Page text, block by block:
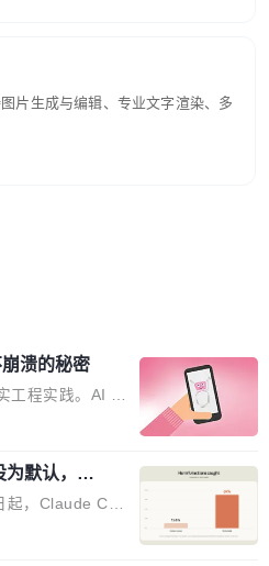
片生成与编辑、专业文字渲染、多
溃的秘密
程实践。AI H
能助手扩展，采
个工具，支持
问题：多轮推理
是"推理-行动-
工具、拿到结
一个复杂任务可
默认，称
令
，Claude Cod
默认启用自动
后，是两组让